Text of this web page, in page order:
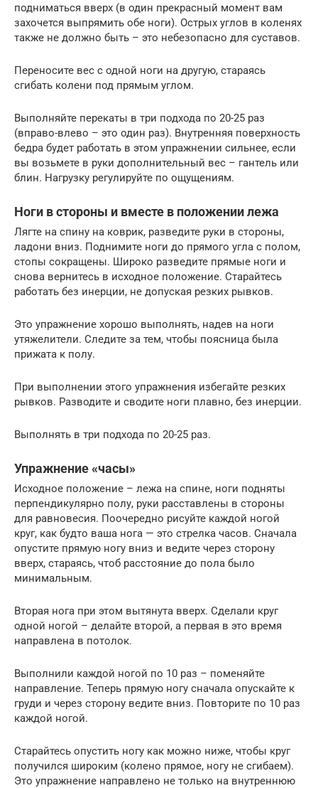
подниматься вверх (в один прекрасный момент вам
захочется выпрямить обе ноги). Острых углов в коленях
также не должно быть – это небезопасно для суставов.
Переносите вес с одной ноги на другую, стараясь
сгибать колени под прямым углом.
Выполняйте перекаты в три подхода по 20-25 раз
(вправо-влево – это один раз). Внутренняя поверхность
бедра будет работать в этом упражнении сильнее, если
вы возьмете в руки дополнительный вес – гантель или
блин. Нагрузку регулируйте по ощущениям.
Ноги в стороны и вместе в положении лежа
Лягте на спину на коврик, разведите руки в стороны,
ладони вниз. Поднимите ноги до прямого угла с полом,
стопы сокращены. Широко разведите прямые ноги и
снова вернитесь в исходное положение. Старайтесь
работать без инерции, не допуская резких рывков.
Это упражнение хорошо выполнять, надев на ноги
утяжелители. Следите за тем, чтобы поясница была
прижата к полу.
При выполнении этого упражнения избегайте резких
рывков. Разводите и сводите ноги плавно, без инерции.
Выполнять в три подхода по 20-25 раз.
Упражнение «часы»
Исходное положение – лежа на спине, ноги подняты
перпендикулярно полу, руки расставлены в стороны
для равновесия. Поочередно рисуйте каждой ногой
круг, как будто ваша нога — это стрелка часов. Сначала
опустите прямую ногу вниз и ведите через сторону
вверх, стараясь, чтоб расстояние до пола было
минимальным.
Вторая нога при этом вытянута вверх. Сделали круг
одной ногой – делайте второй, а первая в это время
направлена в потолок.
Выполнили каждой ногой по 10 раз – поменяйте
направление. Теперь прямую ногу сначала опускайте к
груди и через сторону ведите вниз. Повторите по 10 раз
каждой ногой.
Старайтесь опустить ногу как можно ниже, чтобы круг
получился широким (колено прямое, ногу не сгибаем).
Это упражнение направлено не только на внутреннюю